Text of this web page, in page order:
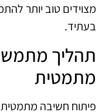
מצוידים טוב יותר
בעתיד.
תהליך
מתמטית
פיתוח חשיבה